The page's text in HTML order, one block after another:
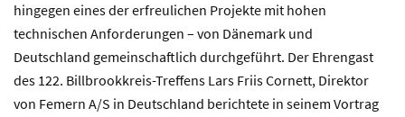
hingegen eines der erfreulichen Projekte mit hohen
technischen Anforderungen – von Dänemark und
Deutschland gemeinschaftlich durchgeführt. Der Ehrengast
des 122. Billbrookkreis-Treffens Lars Friis Cornett, Direktor
von Femern A/S in Deutschland berichtete in seinem Vortrag